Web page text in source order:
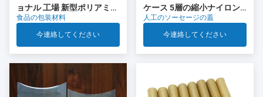
ョナル 工場 新型ポリアミド
ソーセージ キャッシング 食
品グレードのプラスチック
OEM
食品の包装材料
今連絡してください
ケース 5層の縮小ナイロン
ケース Co 排出 肉ソーセー
ジパッケージ
人工のソーセージの蓋
今連絡してください